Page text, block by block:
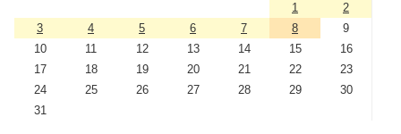
1
2
3
4 5 6 7 8
9
10
11 12 13 14 15
16
17
18 19 20 21 22
23
24
25 26 27 28 29
30
31